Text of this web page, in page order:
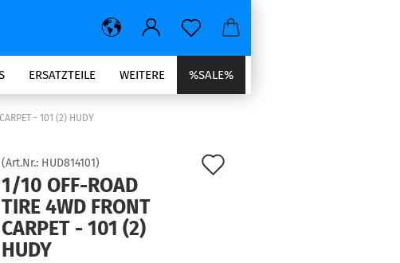
ERSATZTEILE %SALE%
WEITERE
- 101 (2) HUDY
(Art.Nr.: HUD814101)
1/10 OFF-ROAD
TIRE 4WD FRONT
CARPET - 101 (2)
HUDY